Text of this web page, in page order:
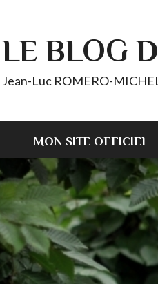
LE BLOG
Jean-Luc ROMERO-
MON SITE OFFICIEL